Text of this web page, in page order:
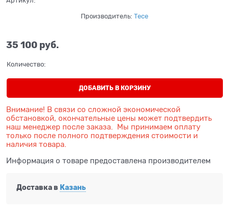
Производитель: Tece
35 100 руб.
Количество:
ДОБАВИТЬ В КОРЗИНУ
Внимание! В связи со сложной экономической
обстановкой, окончательные цены может подтвердить
наш менеджер после заказа. Мы принимаем оплату
только после полного подтверждения стоимости и
наличия товара.
Информация о товаре предоставлена производителем
Доставка в Казань